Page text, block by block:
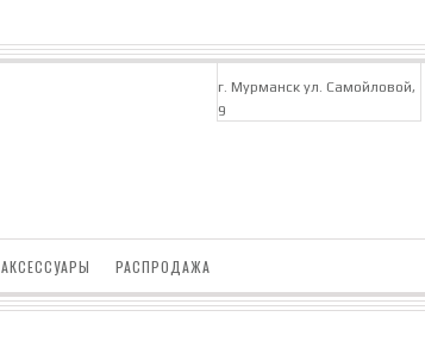
г. Мурманск ул. Самойловой,
9
АКСЕССУАРЫ РАСПРОДАЖА